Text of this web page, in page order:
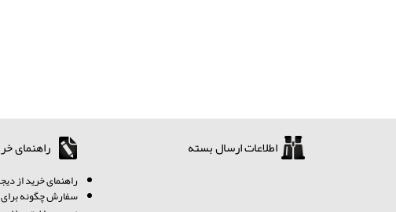
اطلاعات ارسال بسته راهنمای
راهنمای خرید از
سفارش چگونه